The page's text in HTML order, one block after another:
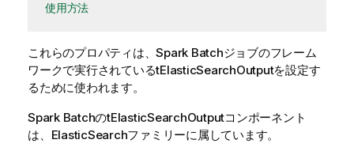
使用方法
これらのプロパティは、Spark Batchジョブのフレーム
ワークで実行されているtElasticSearchOutputを設定す
るために使われます。
Spark BatchのtElasticSearchOutputコンポーネント
は、 ElasticSearchファミリーに属しています。